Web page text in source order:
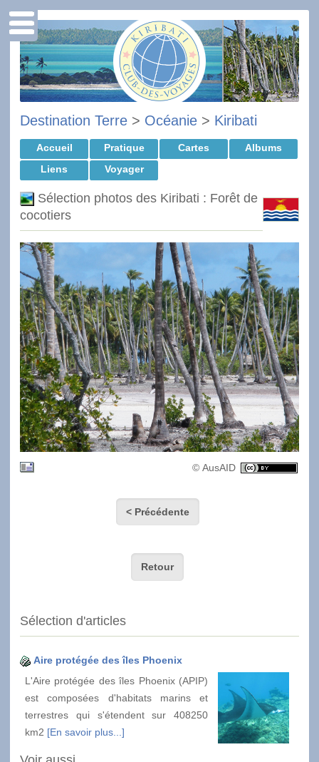
Destination Terre > Océanie > Kiribati
Accueil Pratique Cartes
Albums
Liens
Voyager
Sélection photos des Kiribati : Forêt de
cocotiers
© AusAID
< Précédente
Retour
Sélection d'articles
Aire protégée des îles Phoenix
L'Aire protégée des îles Phoenix (APIP)
est composées d'habitats marins et
terrestres qui s'étendent sur 408250
km2 [En savoir plus...]